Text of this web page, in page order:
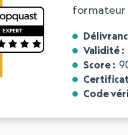
formateur
Validité
Score
Certificat
Code